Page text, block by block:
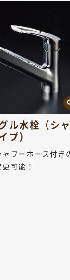
ル水栓（シ
プ）
ワーホース付き
可能！